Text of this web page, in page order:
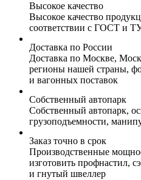
Высокое качество
Высокое качество
соответствии с ГОСТ и
Доставка по России
Доставка по Москве,
регионы нашей страны,
и вагонных поставок
Собственный автопарк
Собственный автопарк,
грузоподъемности,
Заказ точно в срок
Производственные
изготовить профнастил,
и гнутый швеллер